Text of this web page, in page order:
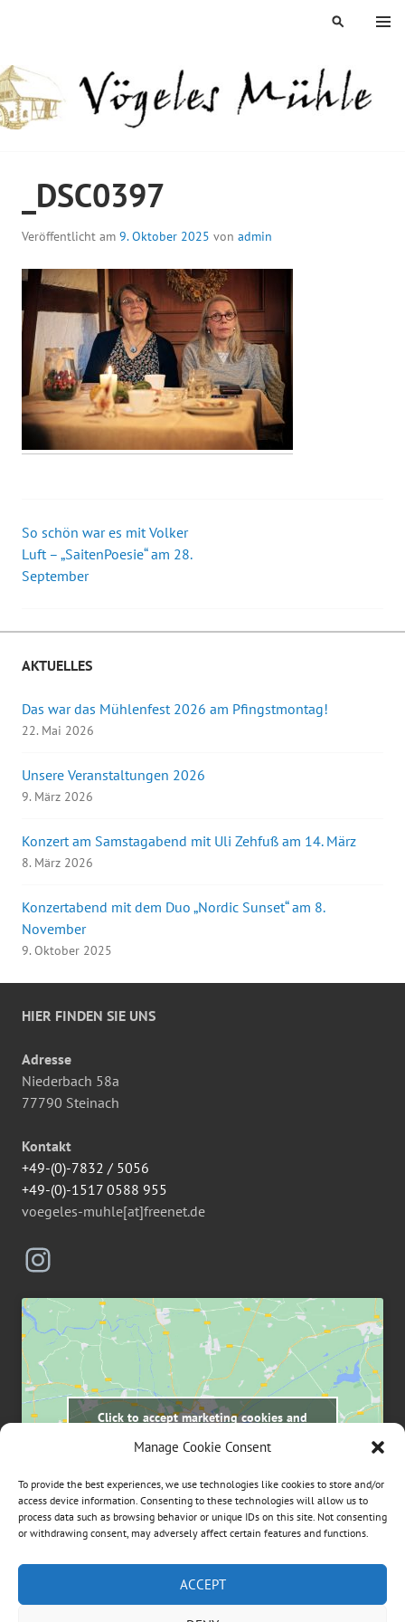
Manage Cookie Consent
To provide the best experiences, we use technologies like cookies to store and/or
access device information. Consenting to these technologies will allow us to
process data such as browsing behavior or unique IDs on this site. Not consenting
or withdrawing consent, may adversely affect certain features and functions.
ACCEPT
MENÜ
SUCHEN
_DSC0397
Veröffentlicht am 9. Oktober 2025 von admin
Beitrags-
Navigation
So schön war es mit Volker
Luft – „SaitenPoesie“ am 28.
September
AKTUELLES
Das war das Mühlenfest 2026 am Pfingstmontag!
22. Mai 2026
Unsere Veranstaltungen 2026
9. März 2026
Konzert am Samstagabend mit Uli Zehfuß am 14. März
8. März 2026
Konzertabend mit dem Duo „Nordic Sunset“ am 8.
November
9. Oktober 2025
HIER FINDEN SIE UNS
Adresse
Niederbach 58a
77790 Steinach
Kontakt
+49-(0)-7832 / 5056
+49-(0)-1517 0588 955
voegeles-muhle[at]freenet.de
Instagram
Click to accept marketing cookies and
Suchen